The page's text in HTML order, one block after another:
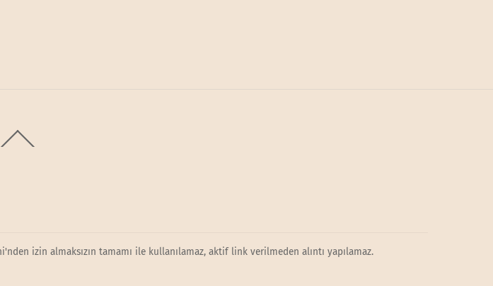
To
izin almaksızın tamamı ile kullanılamaz, aktif link verilmeden alıntı yapılamaz.